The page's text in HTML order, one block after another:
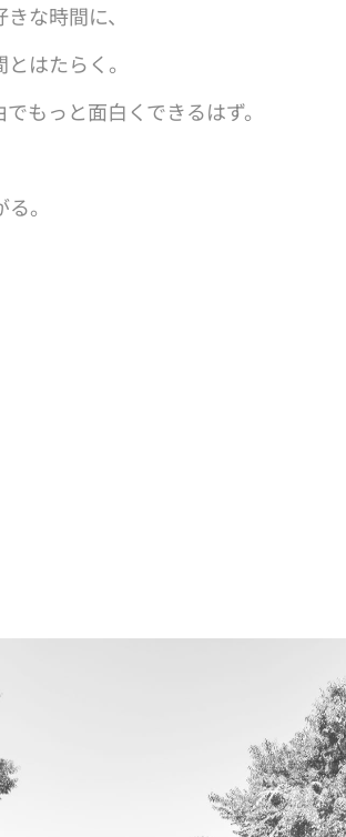
な時間に、
はたらく。
もっと面白くできるはず。
。